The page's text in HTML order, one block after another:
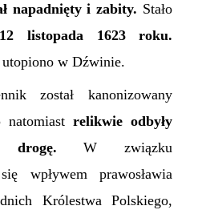
napadnięty i zabity. Stało
listopada 1623 roku.
utopiono w Dźwinie.
został kanonizowany
natomiastrelikwie odbyły
drogę. W związku
wpływem prawosławia
Królestwa Polskiego,